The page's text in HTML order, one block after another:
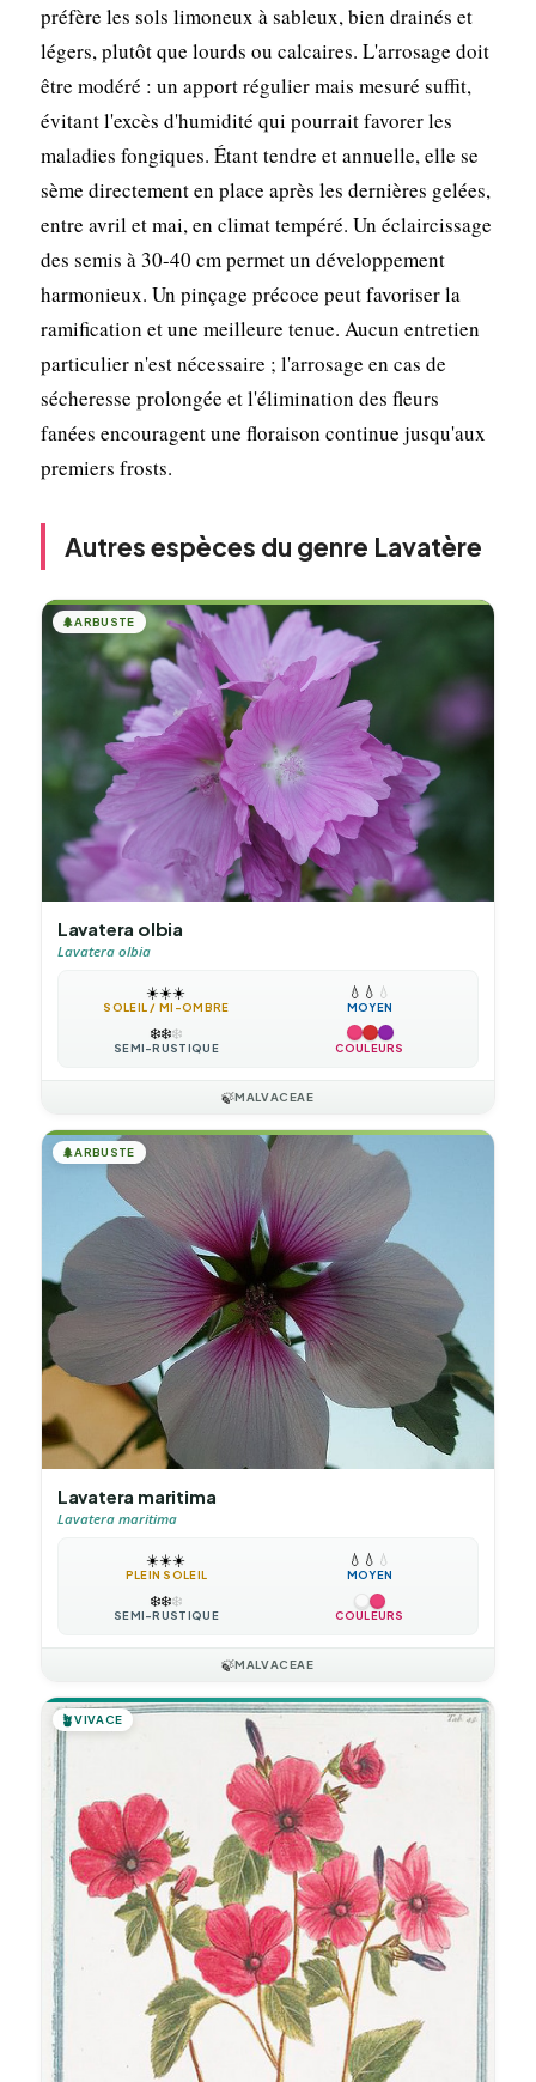
préfère les sols limoneux à sableux, bien drainés et
légers, plutôt que lourds ou calcaires. L'arrosage doit
être modéré : un apport régulier mais mesuré suffit,
évitant l'excès d'humidité qui pourrait favorer les
maladies fongiques. Étant tendre et annuelle, elle se
sème directement en place après les dernières gelées,
entre avril et mai, en climat tempéré. Un éclaircissage
des semis à 30-40 cm permet un développement
harmonieux. Un pinçage précoce peut favoriser la
ramification et une meilleure tenue. Aucun entretien
particulier n'est nécessaire ; l'arrosage en cas de
sécheresse prolongée et l'élimination des fleurs
fanées encouragent une floraison continue jusqu'aux
premiers frosts.
Autres espèces du genre Lavatère
🌲ARBUSTE
Lavatera olbia
Lavatera olbia
☀️☀️☀️
SOLEIL / MI-OMBRE
💧 💧 💧
MOYEN
❄️❄️❄️
SEMI-RUSTIQUE COULEURS
🍃MALVACEAE
🌲ARBUSTE
Lavatera maritima
Lavatera maritima
☀️☀️☀️
PLEIN SOLEIL
💧 💧 💧
MOYEN
❄️❄️❄️
SEMI-RUSTIQUE COULEURS
🍃MALVACEAE
🪴VIVACE